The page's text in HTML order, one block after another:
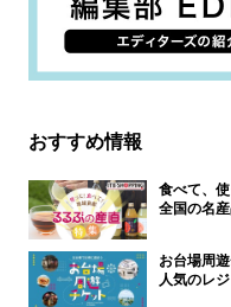
おすすめ情報
食べて、
全国の名
お台場周
人気のレ